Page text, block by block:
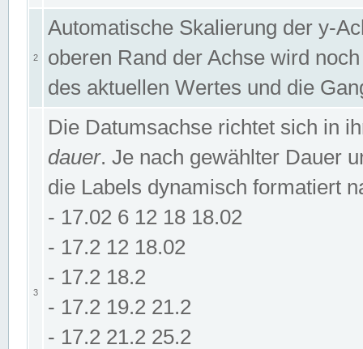
2
Automatische Skalierung der y-
oberen Rand der Achse wird
des aktuellen Wertes und die
3
Die Datumsachse richtet sich in
dauer. Je nach gewählter Dauer
die Labels dynamisch formatiert
- 17.02 6 12 18 18.02
- 17.2 12 18.02
- 17.2 18.2
- 17.2 19.2 21.2
- 17.2 21.2 25.2